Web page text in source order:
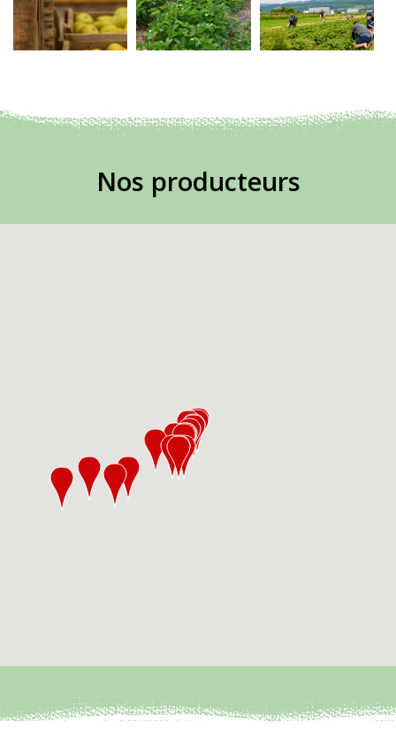
Nos producteurs